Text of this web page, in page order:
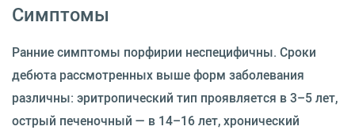
Симптомы
Ранние симптомы порфирии неспецифичны. Сроки
дебюта рассмотренных выше форм заболевания
различны: эритропический тип проявляется в 3–5 лет,
острый печеночный — в 14–16 лет, хронический